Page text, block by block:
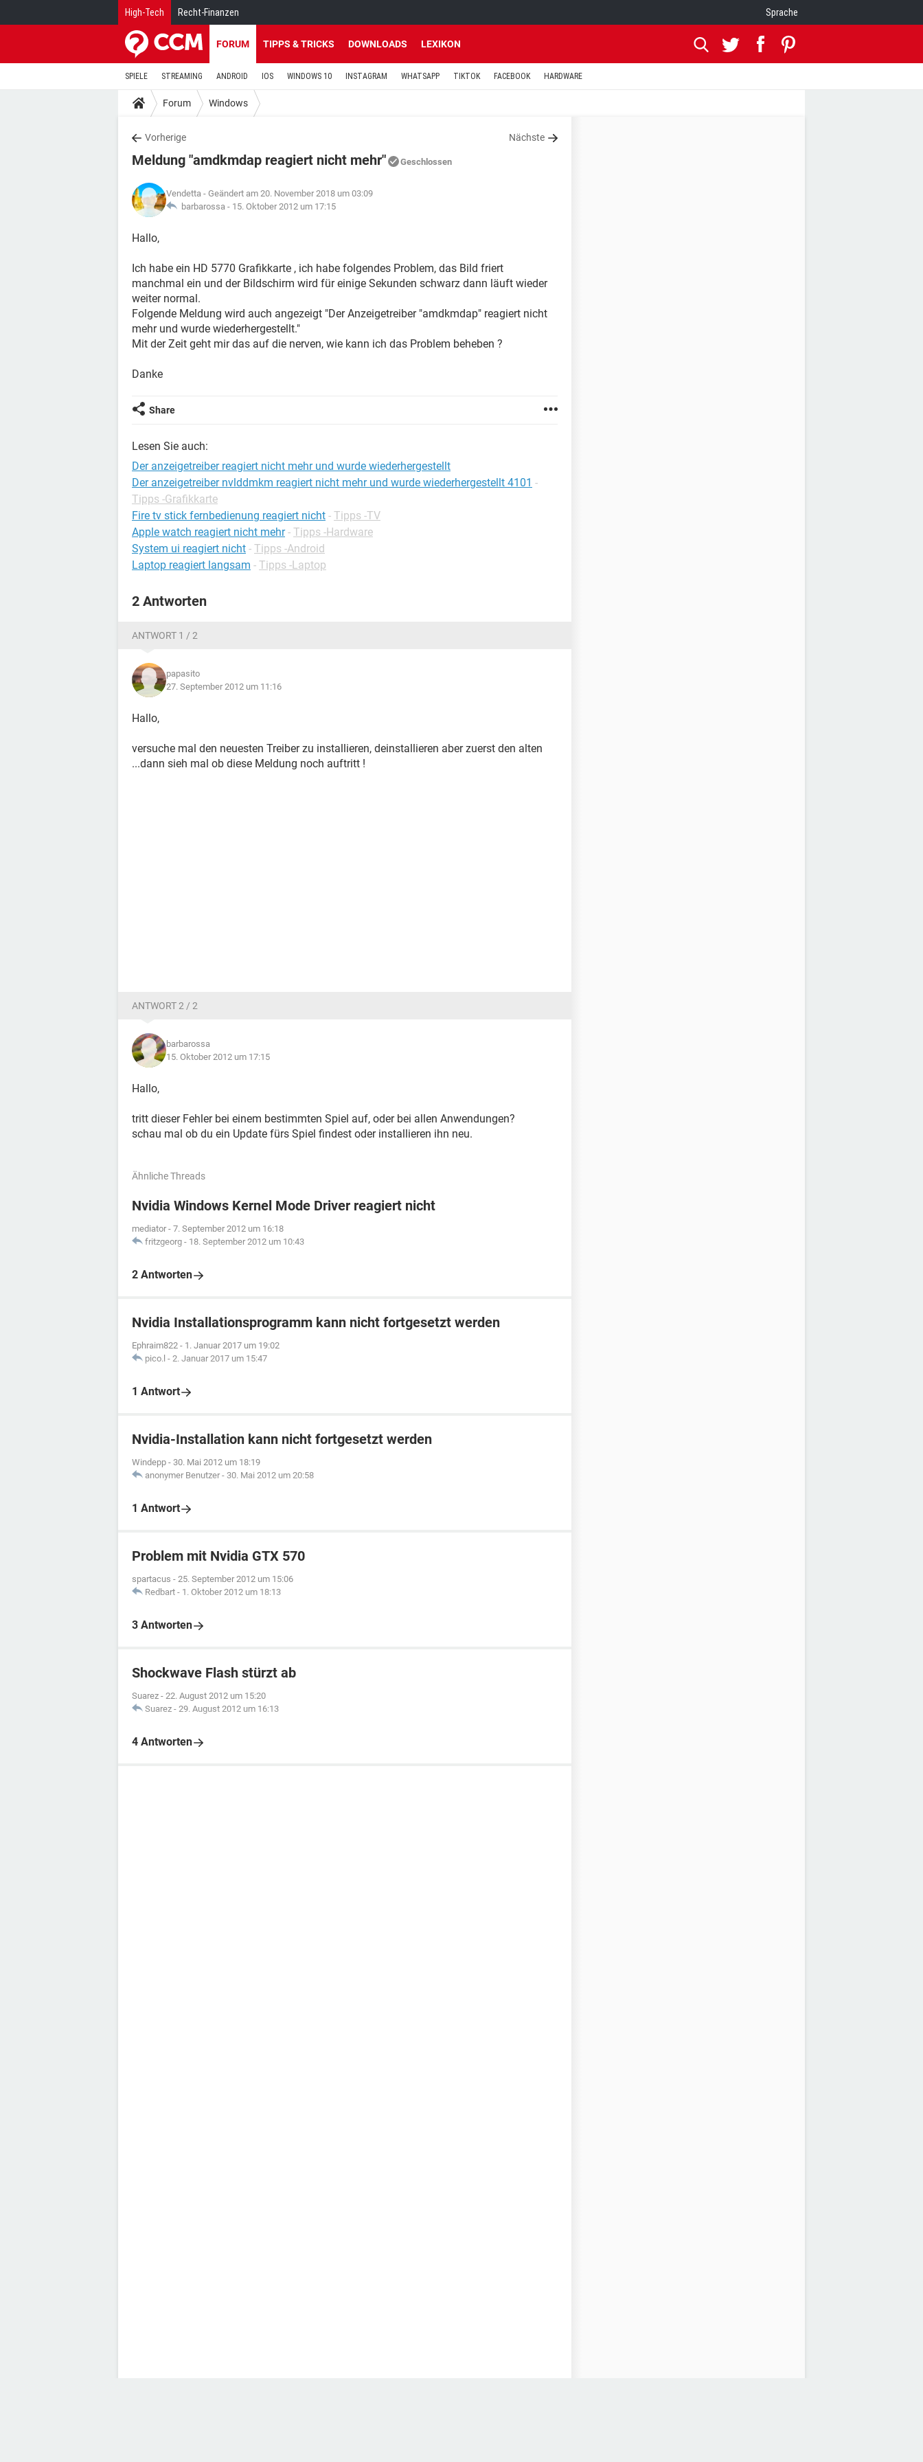
High-Tech Recht-Finanzen Sprache
FORUM TIPPS & TRICKS DOWNLOADS LEXIKON
SPIELE STREAMING ANDROID IOS WINDOWS 10 INSTAGRAM WHATSAPP TIKTOK FACEBOOK HARDWARE
Forum Windows
Vorherige Nächste
Meldung "amdkmdap reagiert nicht mehr" Geschlossen
Vendetta - Geändert am 20. November 2018 um 03:09
barbarossa - 15. Oktober 2012 um 17:15
Hallo,
Ich habe ein HD 5770 Grafikkarte , ich habe folgendes Problem, das Bild friert
manchmal ein und der Bildschirm wird für einige Sekunden schwarz dann läuft wieder
weiter normal.
Folgende Meldung wird auch angezeigt "Der Anzeigetreiber "amdkmdap" reagiert nicht
mehr und wurde wiederhergestellt."
Mit der Zeit geht mir das auf die nerven, wie kann ich das Problem beheben ?
Danke
Share
Lesen Sie auch:
Der anzeigetreiber reagiert nicht mehr und wurde wiederhergestellt
Der anzeigetreiber nvlddmkm reagiert nicht mehr und wurde wiederhergestellt 4101 -
Tipps -Grafikkarte
Fire tv stick fernbedienung reagiert nicht - Tipps -TV
Apple watch reagiert nicht mehr - Tipps -Hardware
System ui reagiert nicht - Tipps -Android
Laptop reagiert langsam - Tipps -Laptop
2 Antworten
ANTWORT 1 / 2
papasito
27. September 2012 um 11:16
Hallo,
versuche mal den neuesten Treiber zu installieren, deinstallieren aber zuerst den alten
...dann sieh mal ob diese Meldung noch auftritt !
ANTWORT 2 / 2
barbarossa
15. Oktober 2012 um 17:15
Hallo,
tritt dieser Fehler bei einem bestimmten Spiel auf, oder bei allen Anwendungen?
schau mal ob du ein Update fürs Spiel findest oder installieren ihn neu.
Ähnliche Threads
Nvidia Windows Kernel Mode Driver reagiert nicht
mediator - 7. September 2012 um 16:18
fritzgeorg - 18. September 2012 um 10:43
2 Antworten
Nvidia Installationsprogramm kann nicht fortgesetzt werden
Ephraim822 - 1. Januar 2017 um 19:02
pico.l - 2. Januar 2017 um 15:47
1 Antwort
Nvidia-Installation kann nicht fortgesetzt werden
Windepp - 30. Mai 2012 um 18:19
anonymer Benutzer - 30. Mai 2012 um 20:58
1 Antwort
Problem mit Nvidia GTX 570
spartacus - 25. September 2012 um 15:06
Redbart - 1. Oktober 2012 um 18:13
3 Antworten
Shockwave Flash stürzt ab
Suarez - 22. August 2012 um 15:20
Suarez - 29. August 2012 um 16:13
4 Antworten